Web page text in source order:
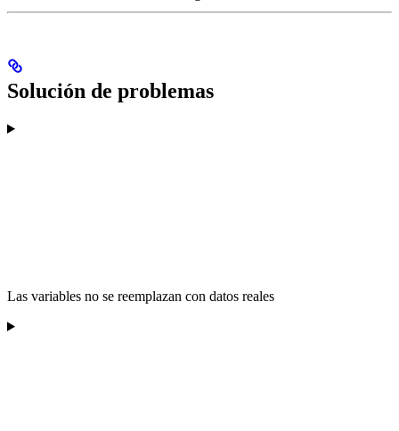
Solución de problemas
Las variables no se reemplazan con datos reales